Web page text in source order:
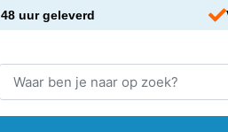
uur geleverd